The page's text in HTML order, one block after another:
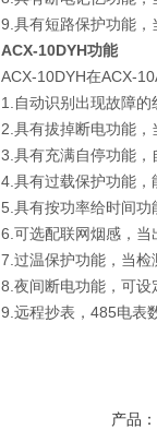
9.具有短路保护功能
ACX-10DYH功能
ACX-10DYH在ACX-
1.自动识别出现故障
2.具有拔掉断电功能
3.具有充满自停功能
4.具有过载保护功能
5.具有按功率给时间
6.可选配联网烟感，
7.过温保护功能，当
8.夜间断电功能，可
9.远程抄表，485电表
产品：